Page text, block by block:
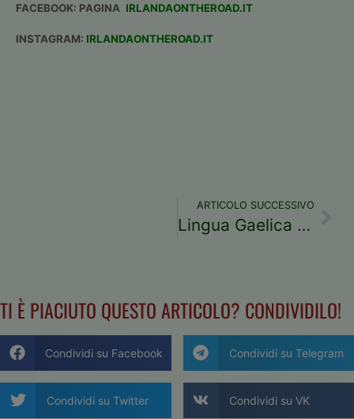
FACEBOOK: PAGINA IRLANDAONTHEROAD.IT
INSTAGRAM: IRLANDAONTHEROAD.IT
ARTICOLO SUCCESSIVO
Lingua Gaelica – Scozia e Irlanda
TI È PIACIUTO QUESTO ARTICOLO? CONDIVIDILO!
Condividi su Facebook Condividi su Telegram
Condividi su Twitter Condividi su VK